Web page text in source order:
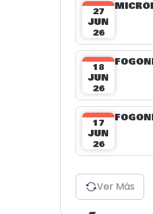
27
JUN
26
18
JUN
26
17
JUN
26
Ver Más